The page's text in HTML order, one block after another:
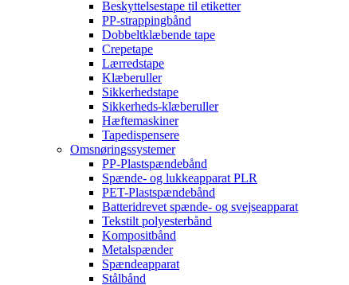
Beskyttelsestape til etiketter
PP-strappingbånd
Dobbeltklæbende tape
Crepetape
Lærredstape
Klæberuller
Sikkerhedstape
Sikkerheds-klæberuller
Hæftemaskiner
Tapedispensere
Omsnøringssystemer
PP-Plastspændebånd
Spænde- og lukkeapparat PLR
PET-Plastspændebånd
Batteridrevet spænde- og svejseapparat
Tekstilt polyesterbånd
Kompositbånd
Metalspænder
Spændeapparat
Stålbånd